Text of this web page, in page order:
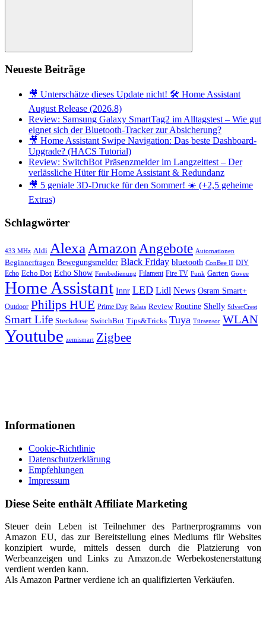
Suchen
Neueste Beiträge
🎥 Unterschätze dieses Update nicht! 🛠️ Home Assistant
August Release (2026.8)
Review: Samsung Galaxy SmartTag2 im Alltagstest – Wie gut
eignet sich der Bluetooth-Tracker zur Absicherung?
🎥 Home Assistant Swipe Navigation: Das beste Dashboard-
Upgrade? (HACS Tutorial)
Review: SwitchBot Präsenzmelder im Langzeittest – Der
verlässliche Hüter für Home Assistant & Redundanz
🎥 5 geniale 3D-Drucke für den Sommer! ☀️ (+2,5 geheime
Extras)
Schlagwörter
433 MHz Aldi Alexa AmazonAngebote Automationen
Beginnerfragen Bewegungsmelder Black Friday bluetooth ConBee II DIY
Echo Echo Dot Echo Show Fernbedienung Filament Fire TV Funk Garten Govee
Home Assistant Innr LED Lidl News Osram Smart+
Outdoor Philips HUE Prime Day Relais Review Routine Shelly SilverCrest
Smart Life Steckdose SwitchBot Tips&Tricks Tuya Türsensor WLAN
Youtube zemismart Zigbee
Informationen
Cookie-Richtlinie
Datenschutzerklärung
Empfehlungen
Impressum
Diese Seite enthält Affiliate Marketing
Steuer dein Leben ist Teilnehmer des Partnerprogramms von
Amazon EU, das zur Bereitstellung eines Mediums für Websites
konzipiert wurde, mittels dessen durch die Platzierung von
Werbeanzeigen und Links zu Amazon.de Werbekostenerstattung
verdient werden kann.
Als Amazon Partner verdiene ich an qualifizierten Verkäufen.